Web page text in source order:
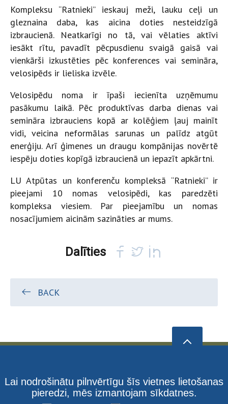
Kompleksu “Ratnieki” ieskauj meži, lauku ceļi un
gleznaina daba, kas aicina doties nesteidzīgā
izbraucienā. Neatkarīgi no tā, vai vēlaties aktīvi
iesākt rītu, pavadīt pēcpusdienu svaigā gaisā vai
vienkārši izkustēties pēc konferences vai semināra,
velosipēds ir lieliska izvēle.
Velosipēdu noma ir īpaši iecienīta uzņēmumu
pasākumu laikā. Pēc produktīvas darba dienas vai
semināra izbrauciens kopā ar kolēģiem ļauj mainīt
vidi, veicina neformālas sarunas un palīdz atgūt
enerģiju. Arī ģimenes un draugu kompānijas novērtē
iespēju doties kopīgā izbraucienā un iepazīt apkārtni.
LU Atpūtas un konferenču kompleksā “Ratnieki” ir
pieejami 10 nomas velosipēdi, kas paredzēti
kompleksa viesiem. Par pieejamību un nomas
nosacījumiem aicinām sazināties ar mums.
Dalīties
BACK
Lai nodrošinātu pilnvērtīgu šīs vietnes lietošanas
pieredzi, mēs izmantojam sīkdatnes.